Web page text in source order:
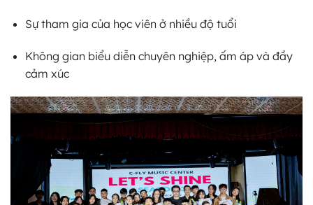
Sự tham gia của học viên ở nhiều độ tuổi
Không gian biểu diễn chuyên nghiệp, ấm áp và đầy
cảm xúc